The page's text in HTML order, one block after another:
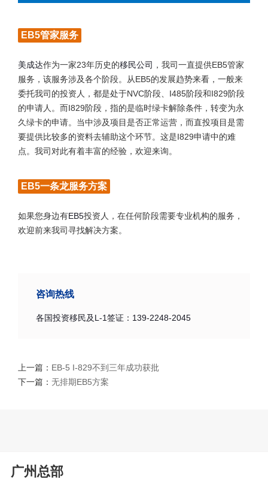
EB5管家服务
美成达作为一家23年历史的移民公司 ，我司一直提供EB5管家
服务，该服务涉及各个阶段。从EB5的发展趋势来看，一般来
委托我司的投资人，都是处于NVC阶段、I485阶段和I829阶段
的申请人。而I829阶段，指的是临时绿卡解除条件，转变为永
久绿卡的申请。当中涉及项目是否正常运营，而直投项目是需
要提供比较多的资料去辅助这个环节。这是I829申请中的难
点。我司对此有着丰富的经验，欢迎来询。
EB5一条龙服务方案
如果您身边有EB5投资人，在任何阶段需要专业机构的服务，
欢迎前来我司寻找解决方案。
咨询热线
各国投资移民及L-1签证：139-2248-2045
上一篇： EB-5 I-829不到三年成功获批
下一篇： 无排期EB5方案
广州总部